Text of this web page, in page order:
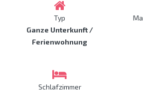
Typ
Ganze Unterkunft /
Ferienwohnung
Schlafzimmer